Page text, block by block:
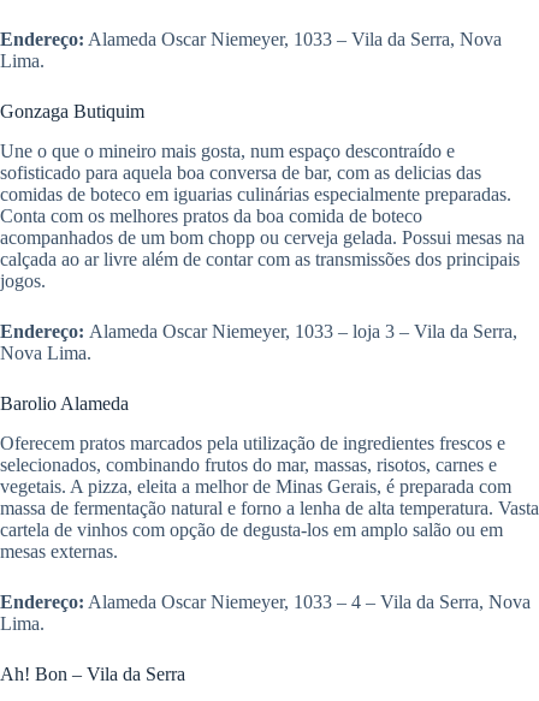
Endereço: Alameda Oscar Niemeyer, 1033 – Vila da Serra, Nova
Lima.
Gonzaga Butiquim
Une o que o mineiro mais gosta, num espaço descontraído e
sofisticado para aquela boa conversa de bar, com as delicias das
comidas de boteco em iguarias culinárias especialmente preparadas.
Conta com os melhores pratos da boa comida de boteco
acompanhados de um bom chopp ou cerveja gelada. Possui mesas na
calçada ao ar livre além de contar com as transmissões dos principais
jogos.
Endereço: Alameda Oscar Niemeyer, 1033 – loja 3 – Vila da Serra,
Nova Lima.
Barolio Alameda
Oferecem pratos marcados pela utilização de ingredientes frescos e
selecionados, combinando frutos do mar, massas, risotos, carnes e
vegetais. A pizza, eleita a melhor de Minas Gerais, é preparada com
massa de fermentação natural e forno a lenha de alta temperatura. Vasta
cartela de vinhos com opção de degusta-los em amplo salão ou em
mesas externas.
Endereço: Alameda Oscar Niemeyer, 1033 – 4 – Vila da Serra, Nova
Lima.
Ah! Bon – Vila da Serra